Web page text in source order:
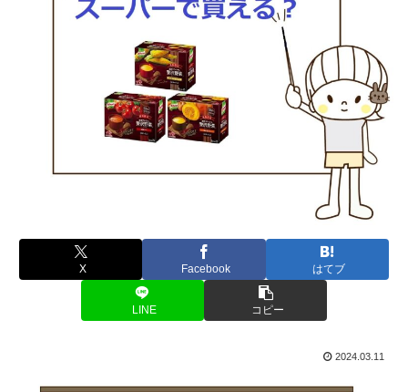
X Facebook はてブ
LINE コピー
2024.03.11